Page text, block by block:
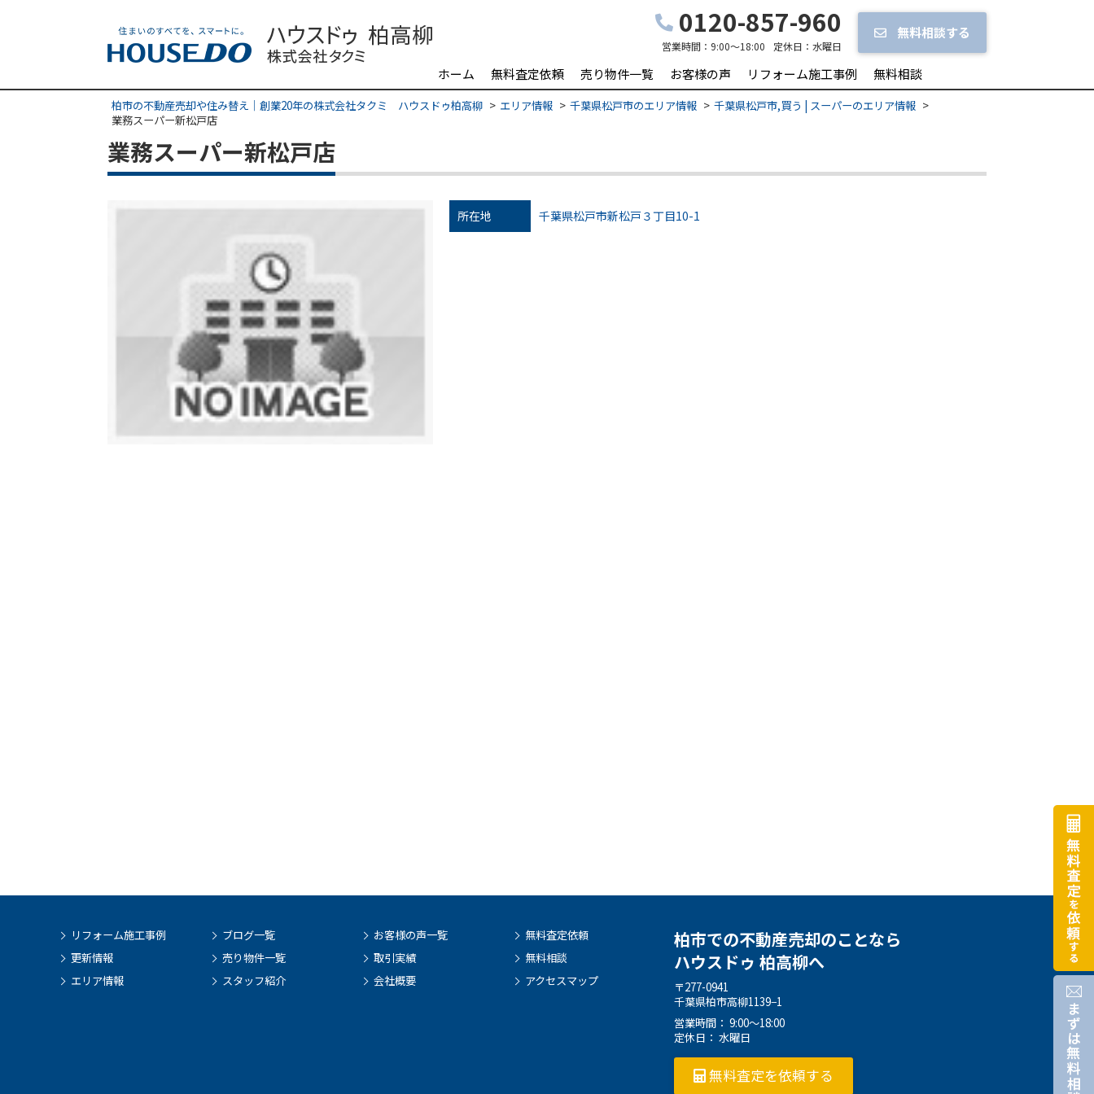
0120-857-960
営業時間： 9:00～18:00 定休日： 水曜日
無料相談する
ホーム 無料査定依頼 売り物件一覧 お客様の声 リフォーム施工事例 無料相談
柏市の不動産売却や住み替え｜創業20年の株式会社タクミ ハウスドゥ柏高柳 エリア情報 千葉県松戸市のエリア情報
千葉県松戸市,買う | スーパーのエリア情報
業務スーパー新松戸店
業務スーパー新松戸店
所在地 千葉県松戸市新松戸３丁目10-1
リフォーム施工事例
更新情報
エリア情報
ブログ一覧
売り物件一覧
スタッフ紹介
お客様の声一覧
取引実績
会社概要
無料査定依頼
無料相談
アクセスマップ
柏市での不動産売却のことなら
ハウスドゥ 柏高柳へ
〒277-0941
千葉県柏市高柳1139−1
営業時間： 9:00～18:00
定休日： 水曜日
無料査定を依頼する